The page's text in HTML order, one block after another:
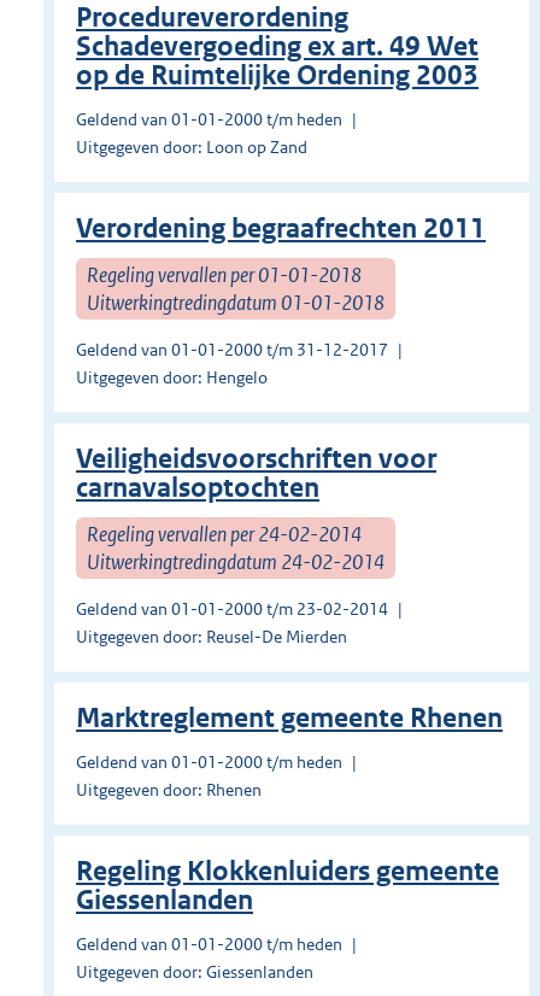
Procedureverordening
Schadevergoeding ex art. 49 Wet
op de Ruimtelijke Ordening 2003
Geldend van 01-01-2000 t/m heden
Uitgegeven door: Loon op Zand
Verordening begraafrechten 2011
Regeling vervallen per 01-01-2018
Uitwerkingtredingdatum 01-01-2018
Geldend van 01-01-2000 t/m 31-12-2017
Uitgegeven door: Hengelo
Veiligheidsvoorschriften voor
carnavalsoptochten
Regeling vervallen per 24-02-2014
Uitwerkingtredingdatum 24-02-2014
Geldend van 01-01-2000 t/m 23-02-2014
Uitgegeven door: Reusel-De Mierden
Marktreglement gemeente Rhenen
Geldend van 01-01-2000 t/m heden
Uitgegeven door: Rhenen
Regeling Klokkenluiders gemeente
Giessenlanden
Geldend van 01-01-2000 t/m heden
Uitgegeven door: Giessenlanden